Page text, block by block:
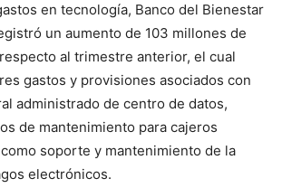
en tecnología, Banco del Bienestar
un aumento de 103 millones de
al trimestre anterior, el cual
gastos y provisiones asociados con
administrado de centro de datos,
de mantenimiento para cajeros
soporte y mantenimiento de la
electrónicos.